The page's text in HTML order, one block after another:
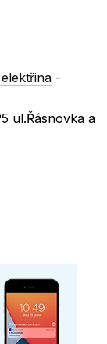
elektřina -
ul.Řásnovka a